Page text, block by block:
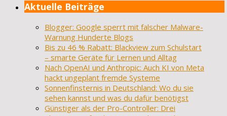
Aktuelle Beiträge
Blogger: Google sperrt mit falscher Malware-
Warnung Hunderte Blogs
Bis zu 46 % Rabatt: Blackview zum Schulstart
– smarte Geräte für Lernen und Alltag
Nach OpenAI und Anthropic: Auch KI von Meta
hackt ungeplant fremde Systeme
Sonnenfinsternis in Deutschland: Wo du sie
sehen kannst und was du dafür benötigst
Günstiger als der Pro-Controller: Drei